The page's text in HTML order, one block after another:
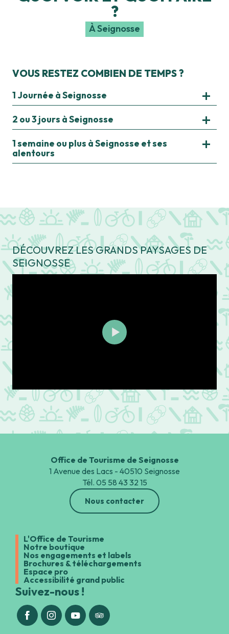
?
À Seignosse
VOUS RESTEZ COMBIEN DE TEMPS ?
1 Journée à Seignosse
2 ou 3 jours à Seignosse
1 semaine ou plus à Seignosse et ses
alentours
DÉCOUVREZ LES GRANDS PAYSAGES DE
SEIGNOSSE
Office de Tourisme de Seignosse
1 Avenue des Lacs - 40510 Seignosse
Tél. 05 58 43 32 15
Nous contacter
L'Office de Tourisme
Notre boutique
Nos engagements et labels
Brochures & téléchargements
Espace pro
Accessibilité grand public
Suivez-nous !